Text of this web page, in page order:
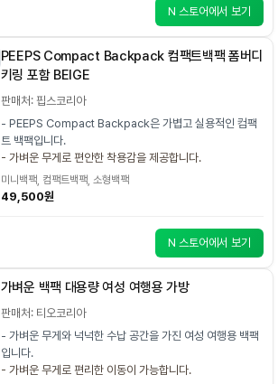
N 스토어에서 보기
PEEPS Compact Backpack 컴팩트백팩 폼버디
키링 포함 BEIGE
판매처: 핍스코리아
- PEEPS Compact Backpack은 가볍고 실용적인 컴팩
트 백팩입니다.
- 가벼운 무게로 편안한 착용감을 제공합니다.
미니백팩, 컴팩트백팩, 소형백팩
49,500원
N 스토어에서 보기
가벼운 백팩 대용량 여성 여행용 가방
판매처: 티오코리아
- 가벼운 무게와 넉넉한 수납 공간을 가진 여성 여행용 백팩
입니다.
- 가벼운 무게로 편리한 이동이 가능합니다.